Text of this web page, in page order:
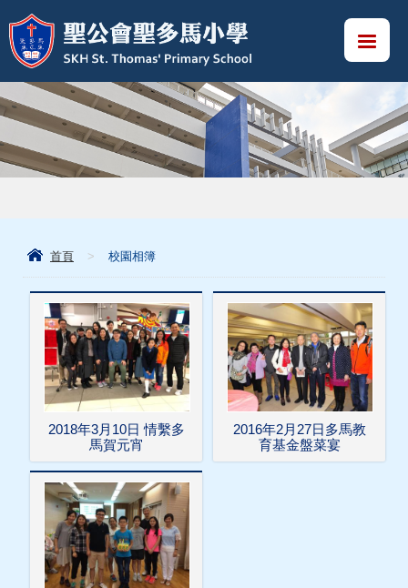
首頁 > 校園相簿
2018年3月10日 情繫多
馬賀元宵
2016年2月27日多馬教
育基金盤菜宴